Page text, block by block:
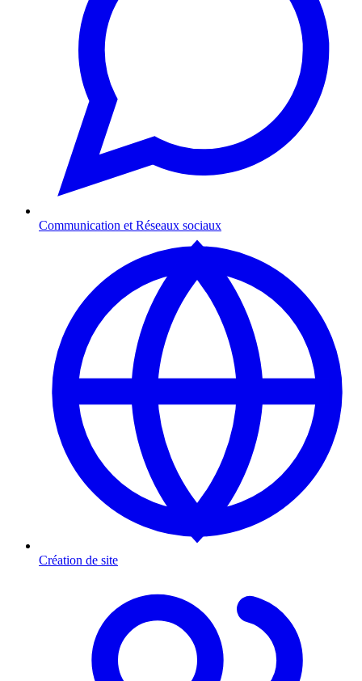
Communication et Réseaux sociaux
Création de site